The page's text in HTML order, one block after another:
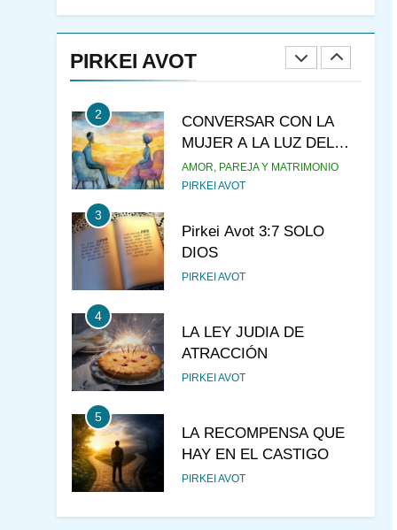
PIRKEI AVOT
1
JASIDUT
2
CONVERSAR CON LA
MUJER A LA LUZ DEL
JUDAÍSMO
AMOR, PAREJA Y MATRIMONIO
PIRKEI AVOT
3
Pirkei Avot 3:7 SOLO
DIOS
PIRKEI AVOT
4
LA LEY JUDIA DE
ATRACCIÓN
PIRKEI AVOT
5
LA RECOMPENSA QUE
HAY EN EL CASTIGO
PIRKEI AVOT
6